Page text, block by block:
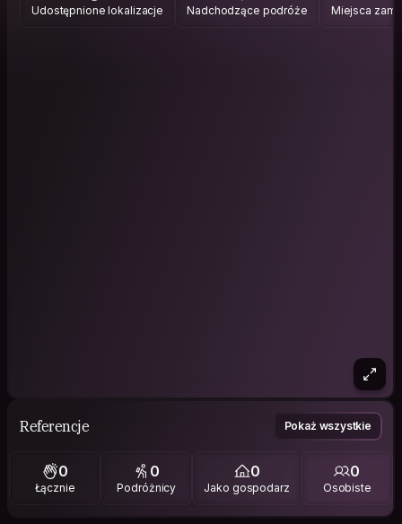
Udostępnione lokalizacje Nadchodzące podróże Miejsca
Referencje Pokaż wszystkie
0
Łącznie
0
Podróżnicy
0
Jako gospodarz
0
Osobiste